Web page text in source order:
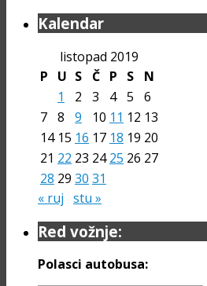
Kalendar
listopad 2019
P
U S Č P S
N
1
2 3 4 5
6
7 8 9 10 11 12 13
14 15 16 17 18 19 20
21 22 23 24 25 26 27
28 29 30 31
« ruj stu »
Red vožnje:
Polasci autobusa: